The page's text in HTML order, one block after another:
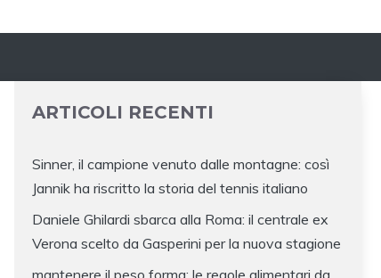
ARTICOLI RECENTI
Sinner, il campione venuto dalle montagne: così
Jannik ha riscritto la storia del tennis italiano
Daniele Ghilardi sbarca alla Roma: il centrale ex
Verona scelto da Gasperini per la nuova stagione